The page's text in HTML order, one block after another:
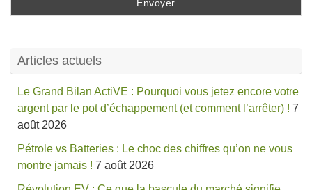
Articles actuels
Le Grand Bilan ActiVE : Pourquoi vous jetez encore votre
argent par le pot d’échappement (et comment l’arrêter) ! 7
août 2026
Pétrole vs Batteries : Le choc des chiffres qu’on ne vous
montre jamais ! 7 août 2026